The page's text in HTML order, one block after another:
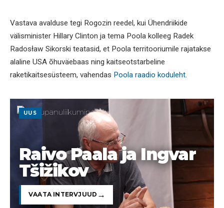
Vastava avalduse tegi Rogozin reedel, kui Ühendriikide
välisminister Hillary Clinton ja tema Poola kolleeg Radek
Radosław Sikorski teatasid, et Poola territooriumile rajatakse
alaline USA õhuväebaas ning kaitseotstarbeline
raketikaitsesüsteem, vahendas Poola raadio koduleht.
UUS
Raivo Paala ja Ingvar
Tšižikov
VAATA INTERVJUUD